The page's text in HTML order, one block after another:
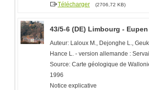
Télécharger (2706,72 KB)
43/5-6 (DE) Limbourg - Eupen
Auteur: Laloux M., Dejonghe L.,
Hance L. - version allemande :
Source: Carte géologique de
1996
Notice explicative